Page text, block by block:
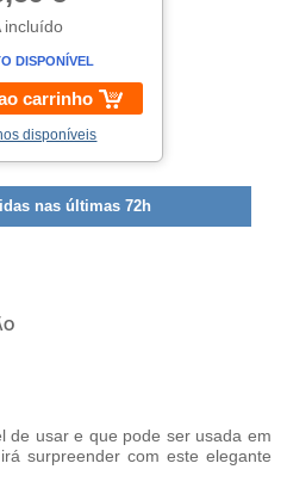
incluído
DISPONÍVEL
carrinho
disponíveis
nas últimas 72h
de usar e que pode ser usada em
surpreender com este elegante